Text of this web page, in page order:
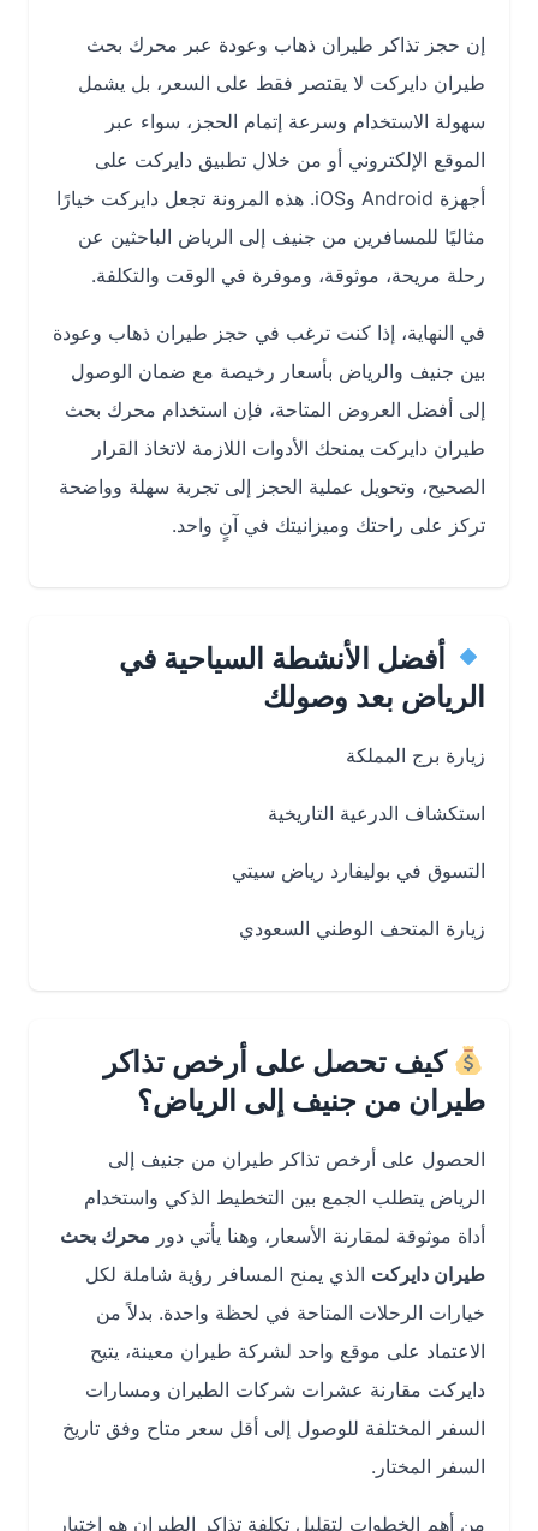
إن حجز تذاكر طيران ذهاب وعودة عبر محرك بحث
طيران دايركت لا يقتصر فقط على السعر، بل يشمل
سهولة الاستخدام وسرعة إتمام الحجز، سواء عبر
الموقع الإلكتروني أو من خلال تطبيق دايركت على
أجهزة Android وiOS. هذه المرونة تجعل دايركت خيارًا
مثاليًا للمسافرين من جنيف إلى الرياض الباحثين عن
رحلة مريحة، موثوقة، وموفرة في الوقت والتكلفة.
في النهاية، إذا كنت ترغب في حجز طيران ذهاب وعودة
بين جنيف والرياض بأسعار رخيصة مع ضمان الوصول
إلى أفضل العروض المتاحة، فإن استخدام محرك بحث
طيران دايركت يمنحك الأدوات اللازمة لاتخاذ القرار
الصحيح، وتحويل عملية الحجز إلى تجربة سهلة وواضحة
تركز على راحتك وميزانيتك في آنٍ واحد.
أفضل الأنشطة السياحية في
الرياض بعد وصولك
زيارة برج المملكة
استكشاف الدرعية التاريخية
التسوق في بوليفارد رياض سيتي
زيارة المتحف الوطني السعودي
كيف تحصل على أرخص تذاكر
طيران من جنيف إلى الرياض؟
الحصول على أرخص تذاكر طيران من جنيف إلى
الرياض يتطلب الجمع بين التخطيط الذكي واستخدام
أداة موثوقة لمقارنة الأسعار، وهنا يأتي دور محرك بحث
طيران دايركتالذي يمنح المسافر رؤية شاملة لكل
خيارات الرحلات المتاحة في لحظة واحدة. بدلاً من
الاعتماد على موقع واحد لشركة طيران معينة، يتيح
دايركت مقارنة عشرات شركات الطيران ومسارات
السفر المختلفة للوصول إلى أقل سعر متاح وفق تاريخ
السفر المختار.
من أهم الخطوات لتقليل تكلفة تذاكر الطيران هو اختيار